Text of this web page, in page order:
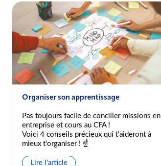
Organiser son apprentissage
Pas toujours facile de concilier missions en
entreprise et cours au CFA !
Voici 4 conseils précieux qui t'aideront à
mieux t'organiser ! ☝️
Lire l'article